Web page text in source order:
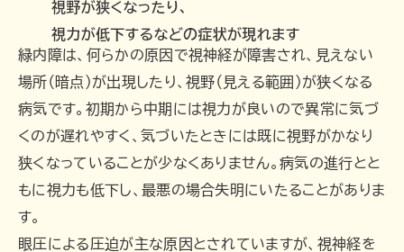
緑内障は、何らかの原因で視神経が障害され、見えない
場所（暗点）が出現したり、視野（見える範囲）が狭くなる
病気です。初期から中期には視力が良いので異常に気づ
くのが遅れやすく、気づいたときには既に視野がかなり
狭くなっていることが少なくありません。病気の進行とと
もに視力も低下し、最悪の場合失明にいたることがありま
す。
眼圧による圧迫が主な原因とされていますが、視神経を